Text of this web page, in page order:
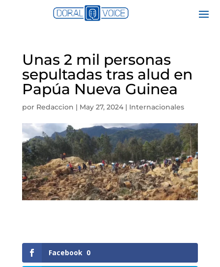
Unas 2 mil personas
sepultadas tras alud en
Papúa Nueva Guinea
por Redaccion | May 27, 2024| Internacionales
Facebook 0